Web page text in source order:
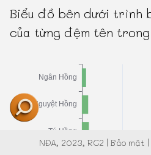
Biểu đồ bên dưới trình
của từng đệm tên
NĐA, 2023, RC2 | Bảo mật |